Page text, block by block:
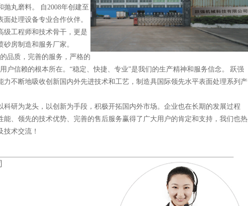
丸磨料。 自2008年创建至
处理设备专业合作伙伴。
级工程师和技术骨干，更是
房制造和服务厂家。
品质，完善的服务，严格的
户信赖的根本所在。“稳定、快捷、专业”是我们的生产精神和服务信念。 跃强
力不断地吸收创新国内外先进技术和工艺，制造具国际领先水平表面处理系列产
科研为龙头，以创新为手段，积极开拓国内外市场。企业也在长期的发展过程
能、领先的技术优势、完善的售后服务赢得了广大用户的肯定和支持，我们也热
术交流！